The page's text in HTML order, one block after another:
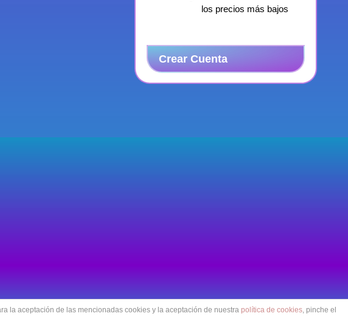
los precios más bajos
Crear Cuenta
la aceptación de las mencionadas cookies y la aceptación de nuestra política de cookies, pinche el